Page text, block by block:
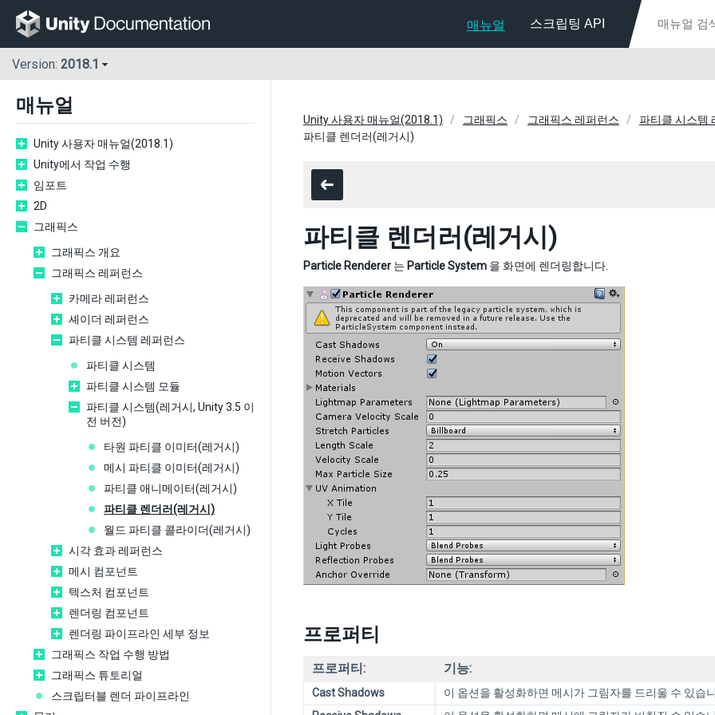
매뉴얼 스크립팅 API
Version: 2018.1
매뉴얼
Unity 사용자 매뉴얼(2018.1)
Unity에서 작업 수행
임포트
2D
그래픽스
그래픽스 개요
그래픽스 레퍼런스
카메라 레퍼런스
셰이더 레퍼런스
파티클 시스템 레퍼런스
파티클 시스템
파티클 시스템 모듈
파티클 시스템(레거시, Unity 3.5 이
전 버전)
타원 파티클 이미터(레거시)
메시 파티클 이미터(레거시)
파티클 애니메이터(레거시)
파티클 렌더러(레거시)
월드 파티클 콜라이더(레거시)
시각 효과 레퍼런스
메시 컴포넌트
텍스처 컴포넌트
렌더링 컴포넌트
렌더링 파이프라인 세부 정보
그래픽스 작업 수행 방법
그래픽스 튜토리얼
스크립터블 렌더 파이프라인
Unity 사용자 매뉴얼(2018.1) 그래픽스 그래픽스 레퍼런스
파티클 시스템
파티클 렌더러(레거시)
파티클 렌더러(레거시)
Particle Renderer 는 Particle System 을 화면에 렌더링합니다.
프로퍼티
프로퍼티: 기능:
Cast Shadows
이 옵션을 활성화하면 메시가 그림자를 드리울 수 있습